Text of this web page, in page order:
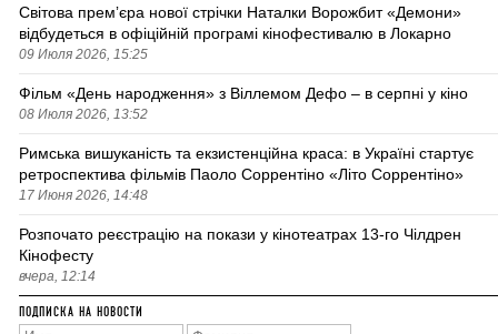
Світова премʼєра нової стрічки Наталки Ворожбит «Демони»
відбудеться в офіційній програмі кінофестивалю в Локарно
09 Июля 2026, 15:25
Фільм «День народження» з Віллемом Дефо – в серпні у кіно
08 Июля 2026, 13:52
Римська вишуканість та екзистенційна краса: в Україні стартує
ретроспектива фільмів Паоло Соррентіно «Літо Соррентіно»
17 Июня 2026, 14:48
Розпочато реєстрацію на покази у кінотеатрах 13-го Чілдрен
Кінофесту
вчера, 12:14
ПОДПИСКА НА НОВОСТИ